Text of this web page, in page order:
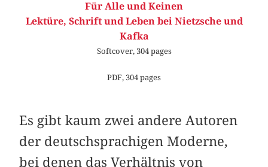
Für Alle und Keinen
Lektüre, Schrift und Leben bei Nietzsche und
Kafka
Softcover, 304 pages
PDF, 304 pages
Es gibt kaum zwei andere Autoren
der deutschsprachigen Moderne,
bei denen das Verhältnis von